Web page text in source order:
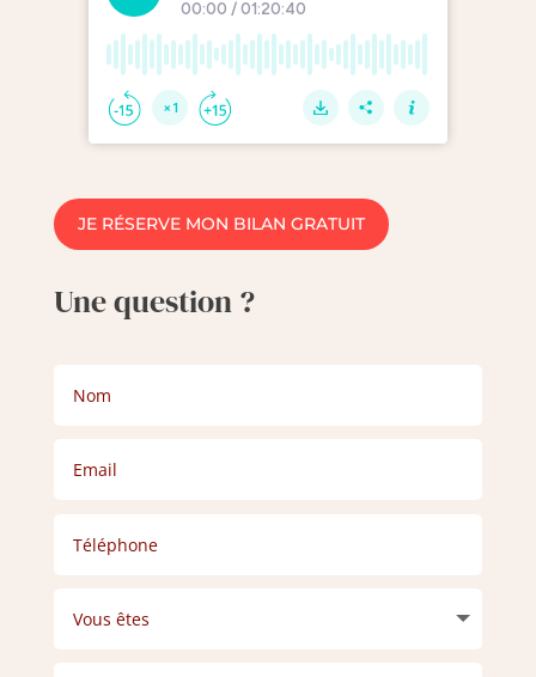
JE RÉSERVE MON BILAN GRATUIT
Une question ?